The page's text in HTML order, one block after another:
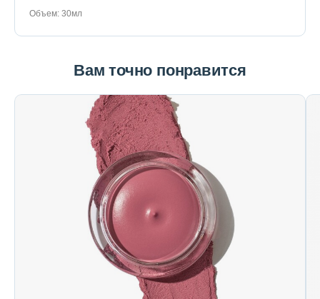
Объем: 30мл
Вам точно понравится